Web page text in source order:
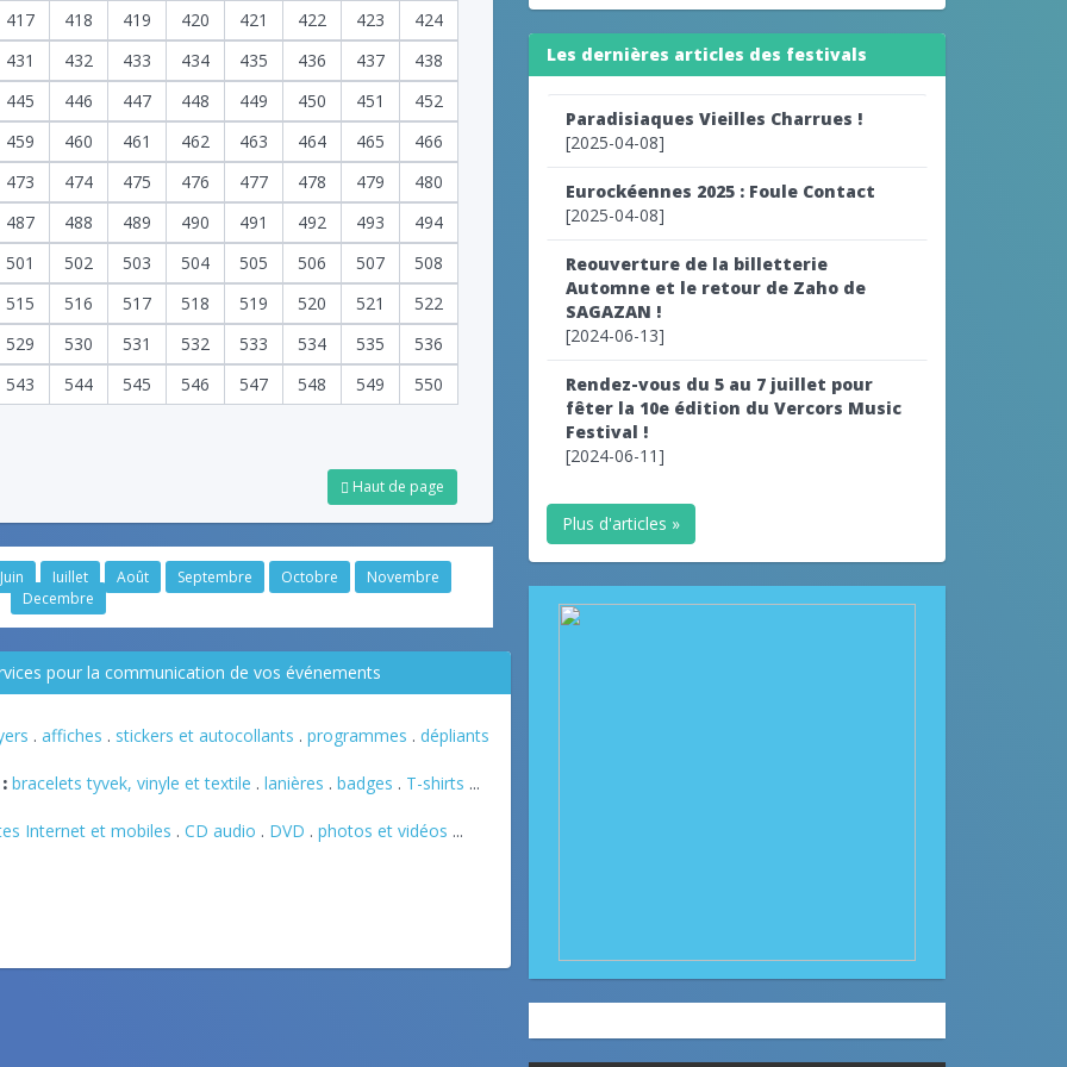
417 418 419 420 421 422 423
424
431
432 433 434 435 436 437
438
445
446 447 448 449 450 451
452
459
460 461 462 463 464 465
466
473
474 475 476 477 478 479
480
487
488 489 490 491 492 493
494
501
502 503 504 505 506 507
508
515
516 517 518 519 520 521
522
529
530 531 532 533 534 535
536
543
544 545 546 547 548 549 550
Haut de page
Juin Juillet Août Septembre Octobre
Novembre
Decembre
pour la communication de vos événements
. affiches . stickers et autocollants . programmes . dépliants
bracelets tyvek, vinyle et textile . lanières . badges . T-shirts ...
Internet et mobiles . CD audio . DVD . photos et vidéos ...
Les dernières articles des festivals
Paradisiaques Vieilles Charrues !
[2025-04-08]
Eurockéennes 2025 : Foule Contact
[2025-04-08]
Reouverture de la billetterie
Automne et le retour de Zaho de
SAGAZAN !
[2024-06-13]
Rendez-vous du 5 au 7 juillet pour
fêter la 10e édition du Vercors Music
Festival !
[2024-06-11]
Plus d'articles »